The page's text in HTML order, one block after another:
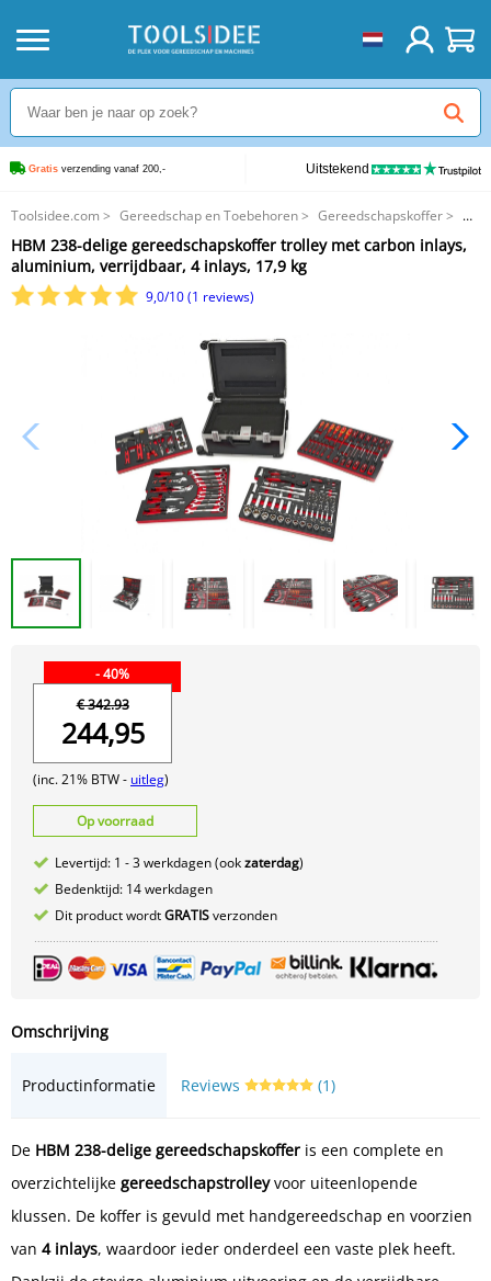
Gratis verzending vanaf 200,- Uitstekend
Toolsidee.com > Gereedschap en Toebehoren> Gereedschapskoffer>
HBM 238-delige gereedschapskoffer trolley met carbon inlays, aluminium,
verrijdbaar, 4 inlays, 17,9 kg
HBM 238-delige gereedschapskoffer trolley met carbon inlays,
aluminium, verrijdbaar, 4 inlays, 17,9 kg
9,0/10 (1 reviews)
- 40%
€ 342.93
244,95
(inc. 21% BTW - uitleg)
Op voorraad
Levertijd: 1 - 3 werkdagen (ookzaterdag)
Bedenktijd: 14 werkdagen
Dit product wordtGRATISverzonden
Omschrijving
Productinformatie Reviews (1)
De HBM 238-delige gereedschapskoffer is een complete en
overzichtelijke gereedschapstrolleyvoor uiteenlopende
klussen. De koffer is gevuld met handgereedschap en voorzien
van 4 inlays, waardoor ieder onderdeel een vaste plek heeft.